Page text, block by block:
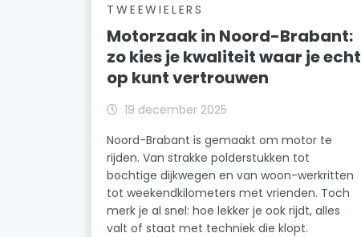
TWEEWIELERS
Motorzaak in Noord-Brabant:
zo kies je kwaliteit waar je echt
op kunt vertrouwen
19 december 2025
Noord-Brabant is gemaakt om motor te
rijden. Van strakke polderstukken tot
bochtige dijkwegen en van woon-werkritten
tot weekendkilometers met vrienden. Toch
merk je al snel: hoe lekker je ook rijdt, alles
valt of staat met techniek die klopt.